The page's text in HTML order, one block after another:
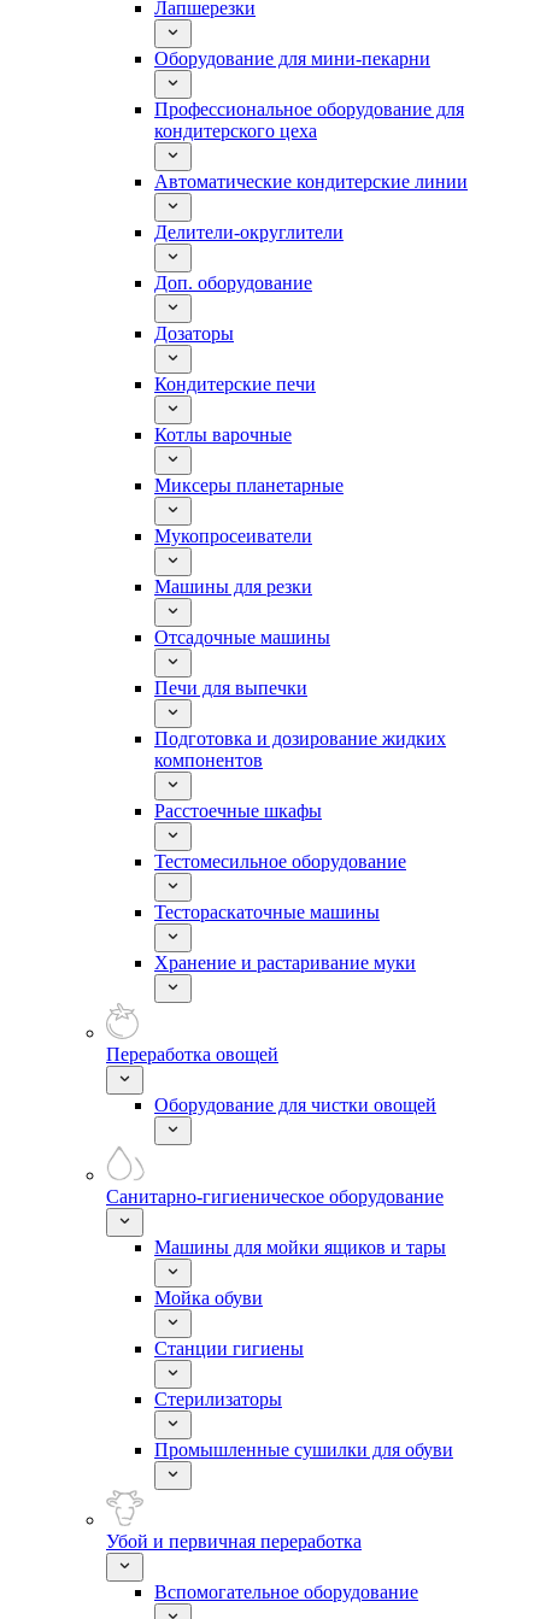
Лапшерезки
Оборудование для мини-пекарни
Профессиональное оборудование для
кондитерского цеха
Автоматические кондитерские линии
Делители-округлители
Доп. оборудование
Дозаторы
Кондитерские печи
Котлы варочные
Миксеры планетарные
Мукопросеиватели
Машины для резки
Отсадочные машины
Печи для выпечки
Подготовка и дозирование жидких
компонентов
Расстоечные шкафы
Тестомесильное оборудование
Тестораскаточные машины
Хранение и растаривание муки
Переработка овощей
Оборудование для чистки овощей
Санитарно-гигиеническое оборудование
Машины для мойки ящиков и тары
Мойка обуви
Станции гигиены
Стерилизаторы
Промышленные сушилки для обуви
Убой и первичная переработка
Вспомогательное оборудование